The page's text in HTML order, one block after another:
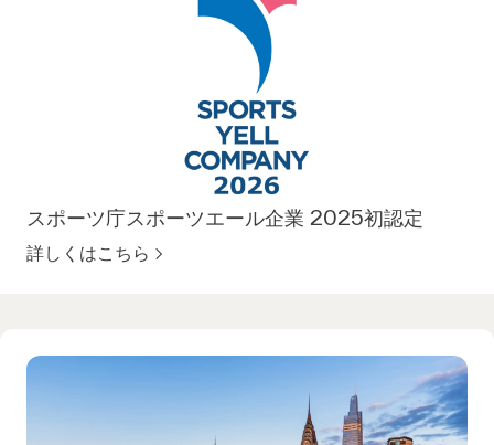
スポーツ庁スポーツエール企業 2025初認定
詳しくはこちら